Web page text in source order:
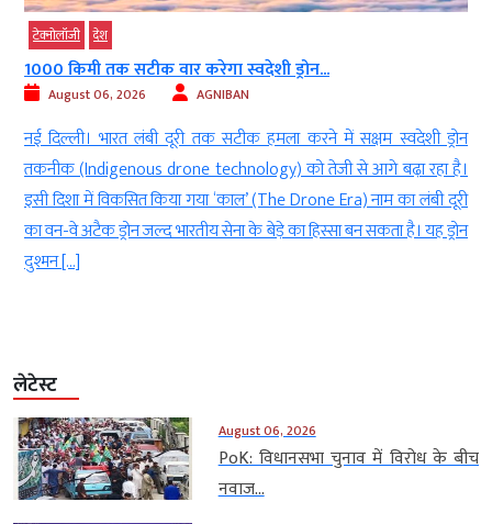
टेक्‍नोलॉजी देश
1000 किमी तक सटीक वार करेगा स्वदेशी ड्रोन...
August 06, 2026 AGNIBAN
नई दिल्ली। भारत लंबी दूरी तक सटीक हमला करने में सक्षम स्वदेशी ड्रोन
तकनीक (Indigenous drone technology) को तेजी से आगे बढ़ा रहा है।
इसी दिशा में विकसित किया गया ‘काल’ (The Drone Era) नाम का लंबी दूरी
का वन-वे अटैक ड्रोन जल्द भारतीय सेना के बेड़े का हिस्सा बन सकता है। यह ड्रोन
दुश्मन […]
लेटेस्ट
August 06, 2026
PoK: विधानसभा चुनाव में विरोध के बीच
नवाज...